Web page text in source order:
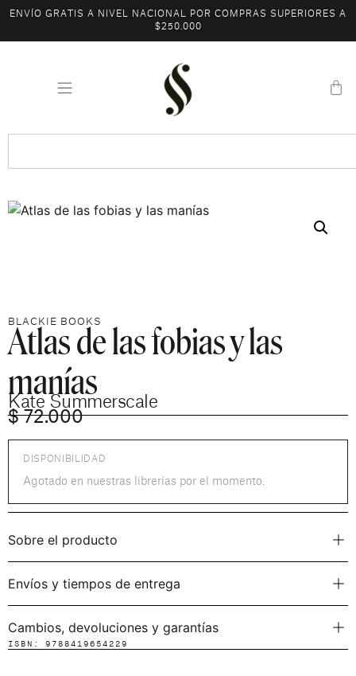
ENVÍO GRATIS A NIVEL NACIONAL POR COMPRAS SUPERIORES A
$250.000
BLACKIE BOOKS
Atlas de las fobias y las
manías
Kate Summerscale
$72.000
DISPONIBILIDAD
Agotado en nuestras librerías por el momento.
Sobre el producto
Envíos y tiempos de entrega
Cambios, devoluciones y garantías
ISBN: 9788419654229